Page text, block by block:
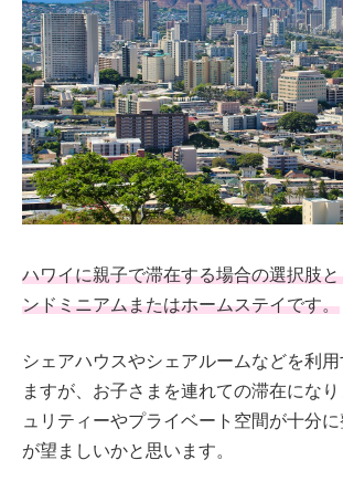
ハワイに親子で滞在する場合の選択肢
ンドミニアムまたはホームステイです。
シェアハウスやシェアルームなどを利
ますが、お子さまを連れての滞在にな
ュリティーやプライベート空間が十分
が望ましいかと思います。